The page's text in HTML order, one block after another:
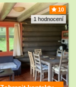
10
1 hodnocení